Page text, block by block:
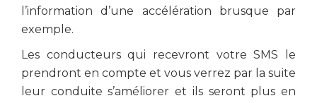
l’information d’une accélération brusque par
exemple.
Les conducteurs qui recevront votre SMS le
prendront en compte et vous verrez par la suite
leur conduite s’améliorer et ils seront plus en